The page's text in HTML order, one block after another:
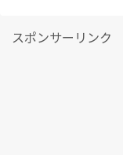
スポンサーリンク